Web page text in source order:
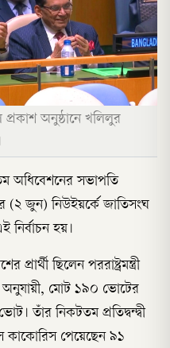
অনুষ্ঠানে খলিলুর
অধিবেশনের সভাপতি
(২ জুন) নিউইয়র্কে জাতিসংঘ
নির্বাচন হয়।
ছিলেন পররাষ্ট্রমন্ত্রী
অনুযায়ী, মোট ১৯০ ভোটের
তাঁর নিকটতম প্রতিদ্বন্দ্বী
কাকোরিস পেয়েছেন ৯১